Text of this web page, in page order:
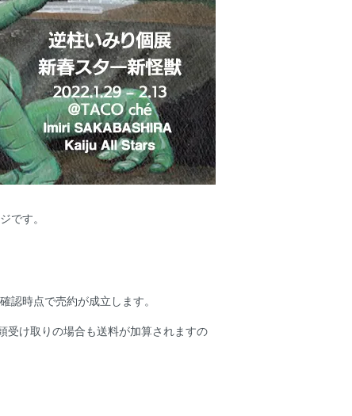
です。
認時点で売約が成立します。
受け取りの場合も送料が加算されますの